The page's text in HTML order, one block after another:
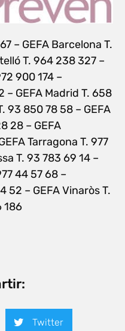
– GEFA Barcelona T.
T. 964 238 327 –
900 174 –
– GEFA Madrid T. 658
93 850 78 58 – GEFA
28 – GEFA
Tarragona T. 977
T. 93 783 69 14 –
44 57 68 –
52 – GEFA Vinaròs T.
186
Twitter